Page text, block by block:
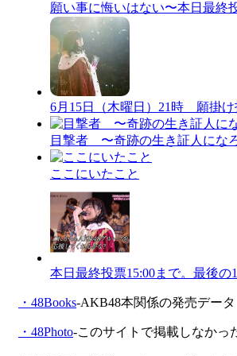
願い事に悔いはない〜本日最終
6月15日（木曜日）21時 願掛け
目撃者 〜奇跡の生き証人にな
ここにいたこと
本日最終投票15:00まで。最後の
・48Books-AKB48本関係の発売データ
・48Photo-このサイトで掲載しなかっ